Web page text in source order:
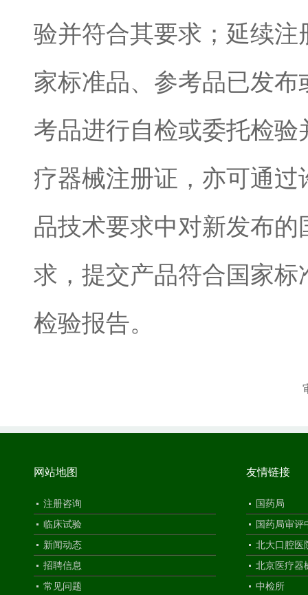
验并符合其要求；延续
家标准品、参考品已发
考品进行自检或委托检
疗器械注册证，亦可通
品技术要求中对新发布
求，提交产品符合国家
检验报告。
网站地图
注册咨询
临床试验
新闻动态
招聘信息
常见问题
友情链接
国药局
国药局审评
北大口腔医
北京医疗器
中检所